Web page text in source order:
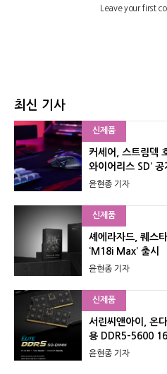
최신 기사
신제품
커세어, 스트림덱
와이어리스 SD’ 공
윤현종 기자
신제품
셰에라자드, 퀘스
‘M18i Max’ 출시
윤현종 기자
신제품
서린씨앤아이, 온
용 DDR5-5600
윤현종 기자